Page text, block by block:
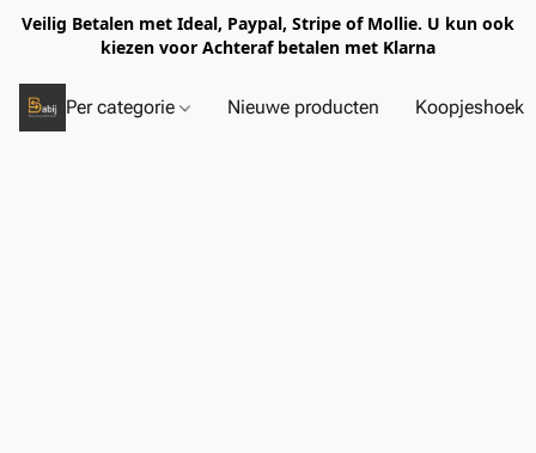
Veilig Betalen met Ideal, Paypal, Stripe of Mollie. U kun ook
kiezen voor Achteraf betalen met Klarna
Per categorie Nieuwe producten Koopjeshoek